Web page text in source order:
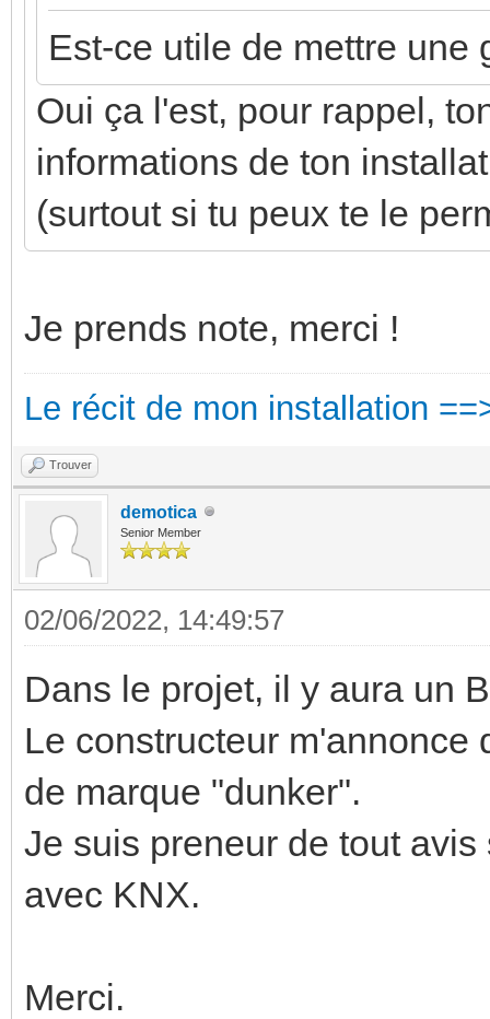
Est-ce utile de mettre une
Oui ça l'est, pour rappel,
informations de ton
(surtout si tu peux te le
Je prends note, merci !
Le récit de mon installation
Trouver
demotica
Senior Member
02/06/2022, 14:49:57
Dans le projet, il y aura un
Le constructeur m'annonce
de marque "dunker".
Je suis preneur de tout
avec KNX.
Merci.